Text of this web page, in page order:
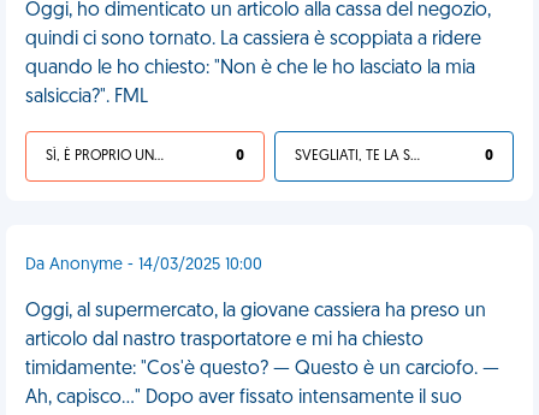
Oggi, ho dimenticato un articolo alla cassa del negozio,
quindi ci sono tornato. La cassiera è scoppiata a ridere
quando le ho chiesto: "Non è che le ho lasciato la mia
salsiccia?". FML
SÌ, È PROPRIO UNA VDM! 0 SVEGLIATI, TE LA SEI CERCATA! 0
Da Anonyme - 14/03/2025 10:00
Oggi, al supermercato, la giovane cassiera ha preso un
articolo dal nastro trasportatore e mi ha chiesto
timidamente: "Cos'è questo? — Questo è un carciofo. —
Ah, capisco..." Dopo aver fissato intensamente il suo